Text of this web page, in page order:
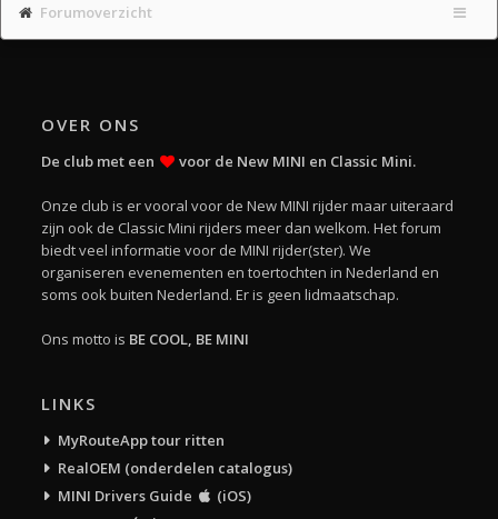
Forumoverzicht
OVER ONS
De club met een voor de New MINI en Classic Mini.
Onze club is er vooral voor de New MINI rijder maar uiteraard
zijn ook de Classic Mini rijders meer dan welkom. Het forum
biedt veel informatie voor de MINI rijder(ster). We
organiseren evenementen en toertochten in Nederland en
soms ook buiten Nederland. Er is geen lidmaatschap.
Ons motto is BE COOL, BE MINI
LINKS
MyRouteApp tour ritten
RealOEM (onderdelen catalogus)
MINI Drivers Guide
(iOS)